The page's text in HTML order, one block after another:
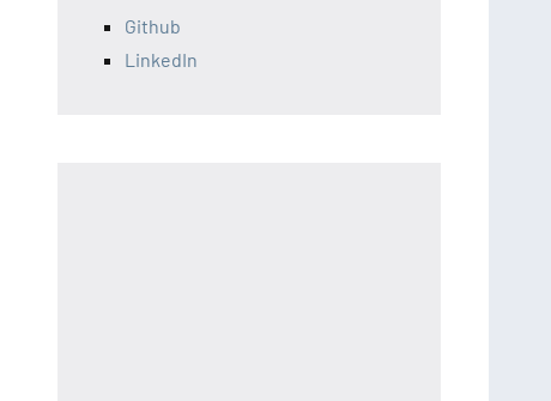
Github
LinkedIn